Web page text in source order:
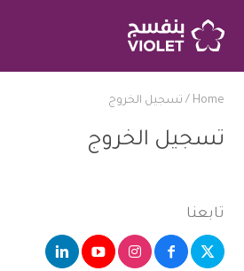
Home
/ تسجيل الخروج
تسجيل الخروج
تابعنا